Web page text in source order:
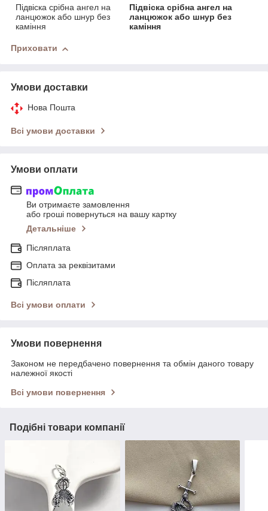
Підвіска срібна ангел на
ланцюжок або шнур без
каміння
Підвіска срібна ангел на
ланцюжок або шнур без
каміння
Приховати
Умови доставки
Нова Пошта
Всі умови доставки
Умови оплати
Ви отримаєте замовлення
або гроші повернуться на вашу картку
Детальніше
Післяплата
Оплата за реквізитами
Післяплата
Всі умови оплати
Умови повернення
Законом не передбачено повернення та обмін даного товару
належної якості
Всі умови повернення
Подібні товари компанії